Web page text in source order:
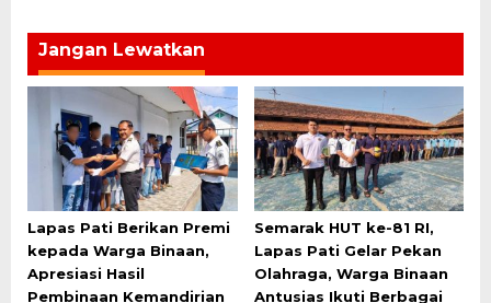
Jangan Lewatkan
Lapas Pati Berikan Premi
kepada Warga Binaan,
Apresiasi Hasil
Pembinaan Kemandirian
Semarak HUT ke-81 RI,
Lapas Pati Gelar Pekan
Olahraga, Warga Binaan
Antusias Ikuti Berbagai